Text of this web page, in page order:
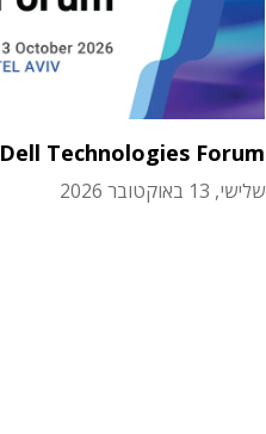
Dell Technologies Forum
שלישי, 13 באוקטובר 2026